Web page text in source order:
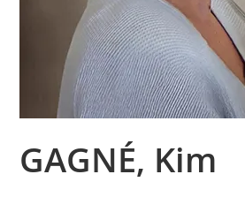
GAGNÉ, Kim